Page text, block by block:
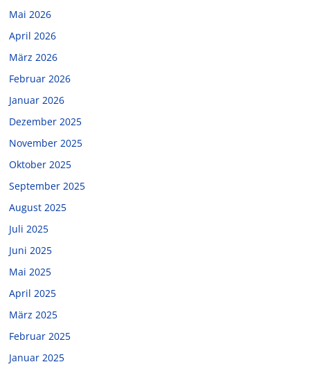
Mai 2026
April 2026
März 2026
Februar 2026
Januar 2026
Dezember 2025
November 2025
Oktober 2025
September 2025
August 2025
Juli 2025
Juni 2025
Mai 2025
April 2025
März 2025
Februar 2025
Januar 2025